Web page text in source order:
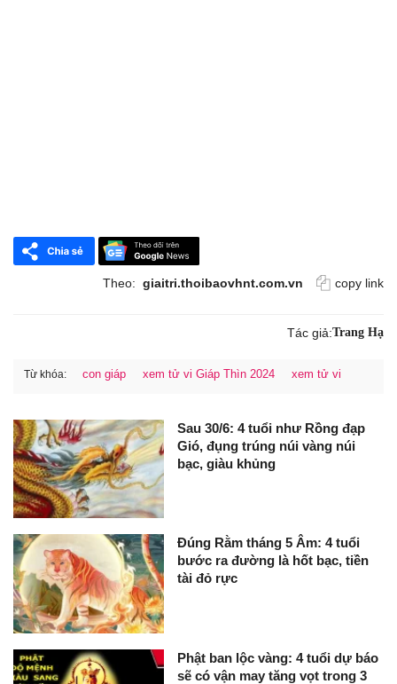
Theo: giaitri.thoibaovhnt.com.vn copy link
Tác giả:Trang Hạ
Từ khóa: con giáp xem tử vi Giáp Thìn 2024 xem tử vi
Sau 30/6: 4 tuổi như Rồng đạp
Gió, đụng trúng núi vàng núi
bạc, giàu khủng
Đúng Rằm tháng 5 Âm: 4 tuổi
bước ra đường là hốt bạc, tiền
tài đỏ rực
Phật ban lộc vàng: 4 tuổi dự báo
sẽ có vận may tăng vọt trong 3